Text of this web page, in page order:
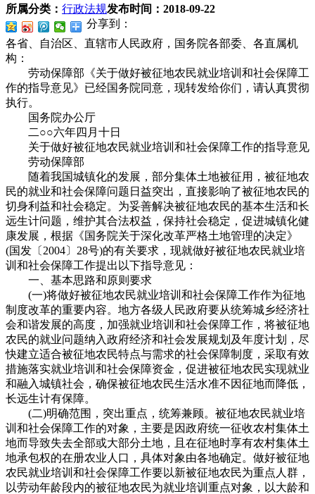
所属分类： 行政法规发布时间： 2018-09-22
分享到：
各省、自治区、直辖市人民政府，国务院各部委、各直属机
构：
劳动保障部《关于做好被征地农民就业培训和社会保障工
作的指导意见》已经国务院同意，现转发给你们，请认真贯彻
执行。
国务院办公厅
二○○六年四月十日
关于做好被征地农民就业培训和社会保障工作的指导意见
劳动保障部
随着我国城镇化的发展，部分集体土地被征用，被征地农
民的就业和社会保障问题日益突出，直接影响了被征地农民的
切身利益和社会稳定。为妥善解决被征地农民的基本生活和长
远生计问题，维护其合法权益，保持社会稳定，促进城镇化健
康发展，根据《国务院关于深化改革严格土地管理的决定》
(国发〔2004〕28号)的有关要求，现就做好被征地农民就业培
训和社会保障工作提出以下指导意见：
一、基本思路和原则要求
(一)将做好被征地农民就业培训和社会保障工作作为征地
制度改革的重要内容。地方各级人民政府要从统筹城乡经济社
会和谐发展的高度，加强就业培训和社会保障工作，将被征地
农民的就业问题纳入政府经济和社会发展规划及年度计划，尽
快建立适合被征地农民特点与需求的社会保障制度，采取有效
措施落实就业培训和社会保障资金，促进被征地农民实现就业
和融入城镇社会，确保被征地农民生活水准不因征地而降低，
长远生计有保障。
(二)明确范围，突出重点，统筹兼顾。被征地农民就业培
训和社会保障工作的对象，主要是因政府统一征收农村集体土
地而导致失去全部或大部分土地，且在征地时享有农村集体土
地承包权的在册农业人口，具体对象由各地确定。做好被征地
农民就业培训和社会保障工作要以新被征地农民为重点人群，
以劳动年龄段内的被征地农民为就业培训重点对象，以大龄和